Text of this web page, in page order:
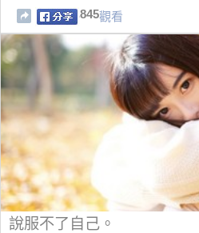
845觀看
說服不了自己。